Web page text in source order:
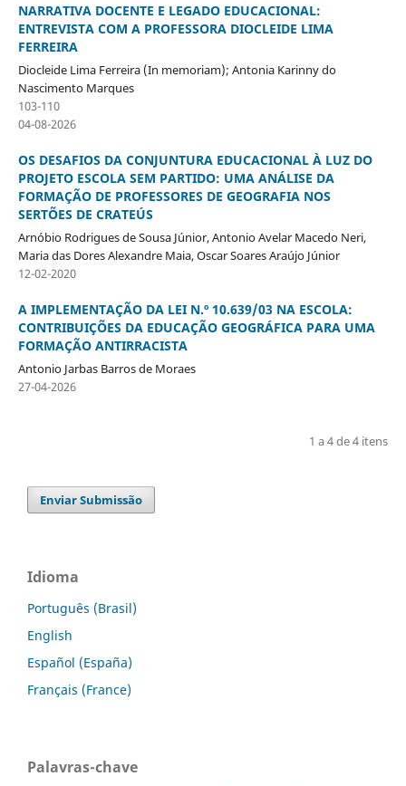
NARRATIVA DOCENTE E LEGADO EDUCACIONAL:
ENTREVISTA COM A PROFESSORA DIOCLEIDE LIMA
FERREIRA
Diocleide Lima Ferreira (In memoriam); Antonia Karinny do
Nascimento Marques
103-110
04-08-2026
OS DESAFIOS DA CONJUNTURA EDUCACIONAL À LUZ DO
PROJETO ESCOLA SEM PARTIDO: UMA ANÁLISE DA
FORMAÇÃO DE PROFESSORES DE GEOGRAFIA NOS
SERTÕES DE CRATEÚS
Arnóbio Rodrigues de Sousa Júnior, Antonio Avelar Macedo Neri,
Maria das Dores Alexandre Maia, Oscar Soares Araújo Júnior
12-02-2020
A IMPLEMENTAÇÃO DA LEI N.º 10.639/03 NA ESCOLA:
CONTRIBUIÇÕES DA EDUCAÇÃO GEOGRÁFICA PARA UMA
FORMAÇÃO ANTIRRACISTA
Antonio Jarbas Barros de Moraes
27-04-2026
1 a 4 de 4 itens
Enviar Submissão
Idioma
Português (Brasil)
English
Español (España)
Français (France)
Palavras-chave